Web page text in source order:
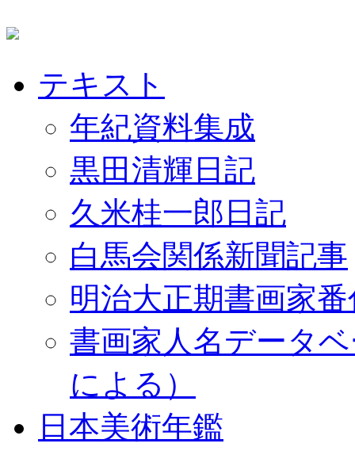
テキスト
年紀資料集成
黒田清輝日記
久米桂一郎日記
白馬会関係新聞記事
明治大正期書画家
書画家人名データ
による）
日本美術年鑑